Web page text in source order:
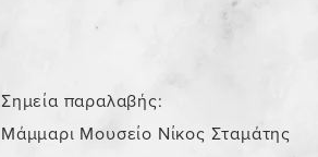
Σημεία παραλαβής:
Μάμμαρι Μουσείο Νίκος Σταμάτης